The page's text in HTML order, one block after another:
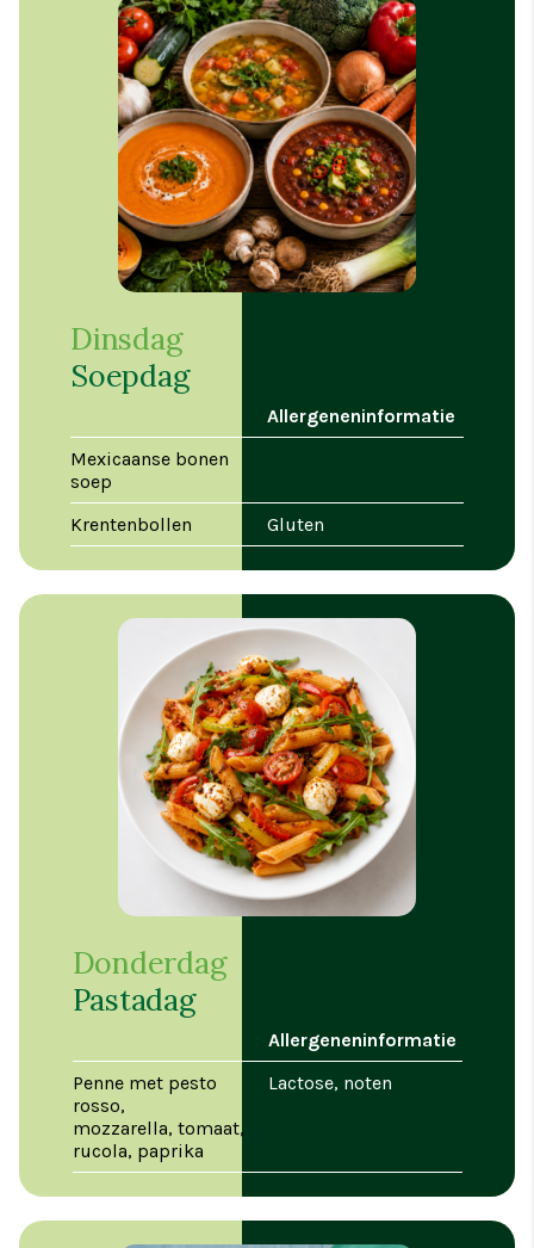
Dinsdag
Soepdag
Allergeneninformatie
Mexicaanse bonen
soep
Krentenbollen
Gluten
Donderdag
Pastadag
Allergeneninformatie
Penne met pesto
rosso,
mozzarella, tomaat,
rucola, paprika
Lactose, noten